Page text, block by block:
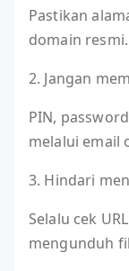
Pastikan
domain resmi.
2. Jangan
PIN,
melalui email
3. Hindari
Selalu cek
mengunduh